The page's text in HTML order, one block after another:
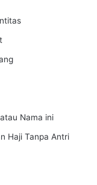
Nama ini
Haji Tanpa Antri